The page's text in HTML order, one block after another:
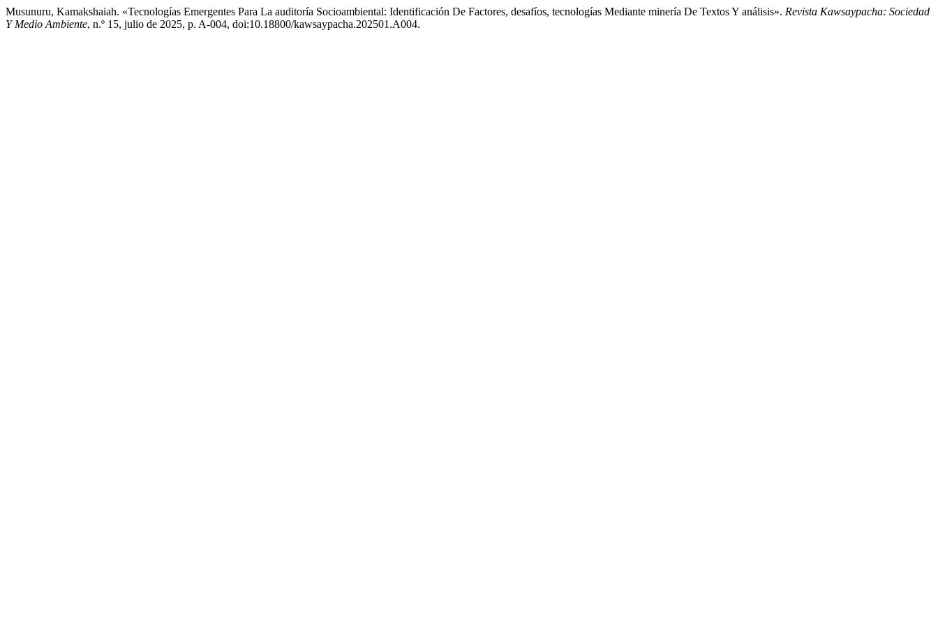
Musunuru, Kamakshaiah. «Tecnologías Emergentes Para La auditoría Socioambiental: Identificación De Factores, desafíos, tecnologías Mediante minería De Textos Y análisis». Revista Kawsaypacha: Sociedad
Y Medio Ambiente, n.º 15, julio de 2025, p. A-004, doi:10.18800/kawsaypacha.202501.A004.